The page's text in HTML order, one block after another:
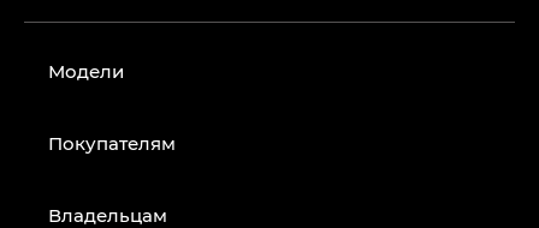
Модели
Покупателям
Владельцам